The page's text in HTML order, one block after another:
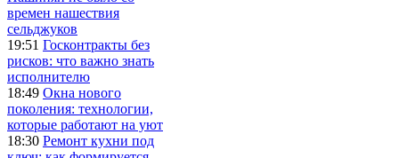
времен нашествия
сельджуков
19:51 Госконтракты без
рисков: что важно знать
исполнителю
18:49 Окна нового
поколения: технологии,
которые работают на уют
18:30 Ремонт кухни под